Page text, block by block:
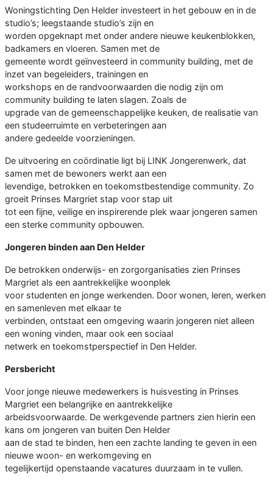
Woningstichting Den Helder investeert in het gebouw en in de
studio’s; leegstaande studio’s zijn en
worden opgeknapt met onder andere nieuwe keukenblokken,
badkamers en vloeren. Samen met de
gemeente wordt geïnvesteerd in community building, met de
inzet van begeleiders, trainingen en
workshops en de randvoorwaarden die nodig zijn om
community building te laten slagen. Zoals de
upgrade van de gemeenschappelijke keuken, de realisatie van
een studeerruimte en verbeteringen aan
andere gedeelde voorzieningen.
De uitvoering en coördinatie ligt bij LINK Jongerenwerk, dat
samen met de bewoners werkt aan een
levendige, betrokken en toekomstbestendige community. Zo
groeit Prinses Margriet stap voor stap uit
tot een fijne, veilige en inspirerende plek waar jongeren samen
een sterke community opbouwen.
Jongeren binden aan Den Helder
De betrokken onderwijs- en zorgorganisaties zien Prinses
Margriet als een aantrekkelijke woonplek
voor studenten en jonge werkenden. Door wonen, leren, werken
en samenleven met elkaar te
verbinden, ontstaat een omgeving waarin jongeren niet alleen
een woning vinden, maar ook een sociaal
netwerk en toekomstperspectief in Den Helder.
Persbericht
Voor jonge nieuwe medewerkers is huisvesting in Prinses
Margriet een belangrijke en aantrekkelijke
arbeidsvoorwaarde. De werkgevende partners zien hierin een
kans om jongeren van buiten Den Helder
aan de stad te binden, hen een zachte landing te geven in een
nieuwe woon- en werkomgeving en
tegelijkertijd openstaande vacatures duurzaam in te vullen.